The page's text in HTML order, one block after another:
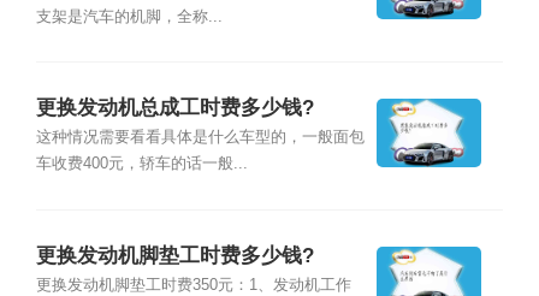
支架是汽车的机脚，全称...
更换发动机总成工时费多少钱?
这种情况需要看看具体是什么车型的，一般面包
车收费400元，轿车的话一般...
更换发动机脚垫工时费多少钱?
更换发动机脚垫工时费350元：1、发动机工作